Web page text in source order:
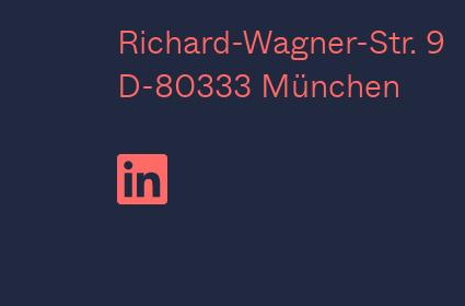
Richard-Wagner-Str. 9
D-80333 München